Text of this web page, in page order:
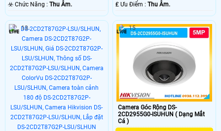
️☣️ Chức Năng : Thu Âm. ️₤ Ưu Điểm :Thu Âm.
13
Camera Góc Rộng DS-
2CD2955G0-ISUHUN ( Dạng Mắt
Cá )
15